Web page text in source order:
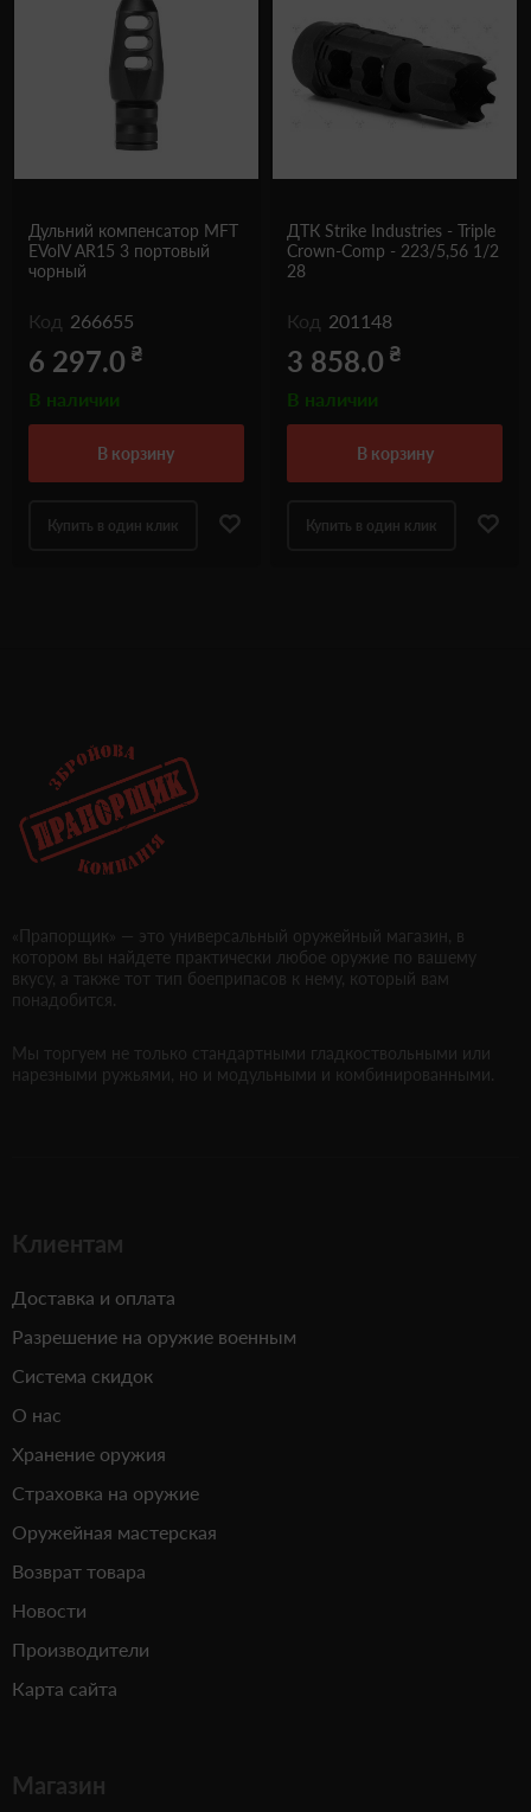
Дульний компенсатор MFT
EVolV AR15 3 портовый
чорный
Код 266655
6 297.0 ₴
В наличии
в корзину
Купить в один клик
ДТК Strike Industries - Triple
Crown-Comp - 223/5,56 1/2
28
Код 201148
3 858.0 ₴
В наличии
в корзину
Купить в один клик
«Прапорщик» — это универсальный оружейный магазин, в
котором вы найдете практически любое оружие по вашему
вкусу, а также тот тип боеприпасов к нему, который вам
понадобится.
Мы торгуем не только стандартными гладкоствольными или
нарезными ружьями, но и модульными и комбинированными.
Клиентам
Доставка и оплата
Разрешение на оружие военным
Система скидок
О нас
Хранение оружия
Страховка на оружие
Оружейная мастерская
Возврат товара
Новости
Производители
Карта сайта
Магазин